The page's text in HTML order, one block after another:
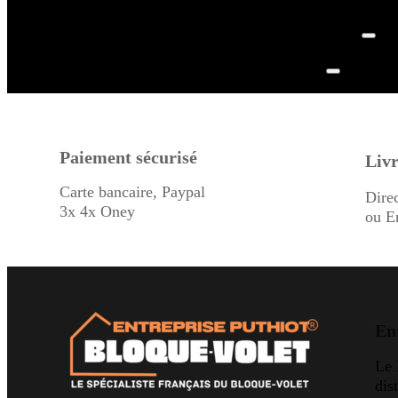
Paiement sécurisé
Carte bancaire, Paypal
3x 4x Oney
ou
Le